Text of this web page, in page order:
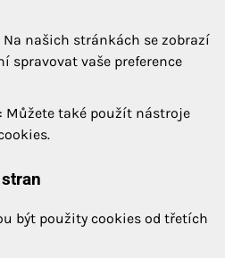
našich stránkách se zobrazí
spravovat vaše preference
také použít nástroje
být použity cookies od třetích